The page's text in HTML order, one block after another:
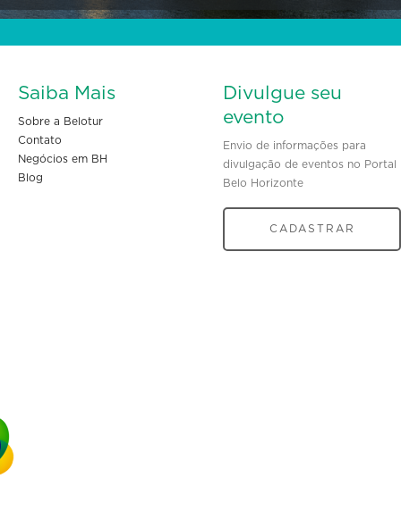
Saiba Mais
Sobre a Belotur
Contato
Negócios em BH
Blog
Divulgue seu
evento
Envio de informações para
divulgação de eventos no Portal
Belo Horizonte
CADASTRAR